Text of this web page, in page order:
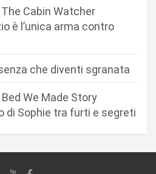
Cabin Watcher
è l’unica arma contro
che diventi sgranata
We Made Story
di Sophie tra furti e segreti